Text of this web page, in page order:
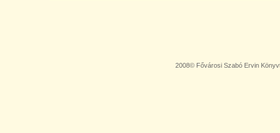
2008© Fővárosi Szabó Ervin